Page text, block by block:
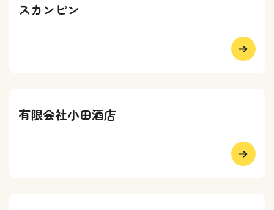
スカンピン
有限会社小田酒店